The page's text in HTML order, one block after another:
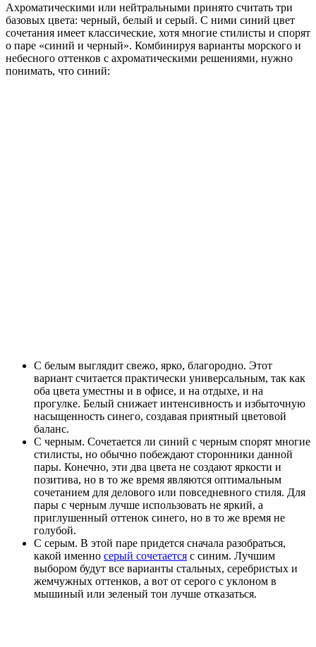
Ахроматическими или нейтральными принято считать три
базовых цвета: черный, белый и серый. С ними синий цвет
сочетания имеет классические, хотя многие стилисты и спорят
о паре «синий и черный». Комбинируя варианты морского и
небесного оттенков с ахроматическими решениями, нужно
понимать, что синий:
С белым выглядит свежо, ярко, благородно. Этот
вариант считается практически универсальным, так как
оба цвета уместны и в офисе, и на отдыхе, и на
прогулке. Белый снижает интенсивность и избыточную
насыщенность синего, создавая приятный цветовой
баланс.
С черным. Сочетается ли синий с черным спорят многие
стилисты, но обычно побеждают сторонники данной
пары. Конечно, эти два цвета не создают яркости и
позитива, но в то же время являются оптимальным
сочетанием для делового или повседневного стиля. Для
пары с черным лучше использовать не яркий, а
приглушенный оттенок синего, но в то же время не
голубой.
С серым. В этой паре придется сначала разобраться,
какой именно серый сочетается с синим. Лучшим
выбором будут все варианты стальных, серебристых и
жемчужных оттенков, а вот от серого с уклоном в
мышиный или зеленый тон лучше отказаться.